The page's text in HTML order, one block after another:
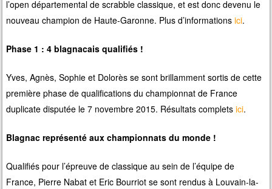
l’open départemental de scrabble classique, et est donc devenu le
nouveau champion de Haute-Garonne. Plus d’informationsici.
Phase 1 : 4 blagnacais qualifiés !
Yves, Agnès, Sophie et Dolorès se sont brillamment sortis de cette
première phase de qualifications du championnat de France
duplicate disputée le 7 novembre 2015. Résultats completsici.
Blagnac représenté aux championnats du monde !
Qualifiés pour l’épreuve de classique au sein de l’équipe de
France, Pierre Nabat et Eric Bourriot se sont rendus à Louvain-la-